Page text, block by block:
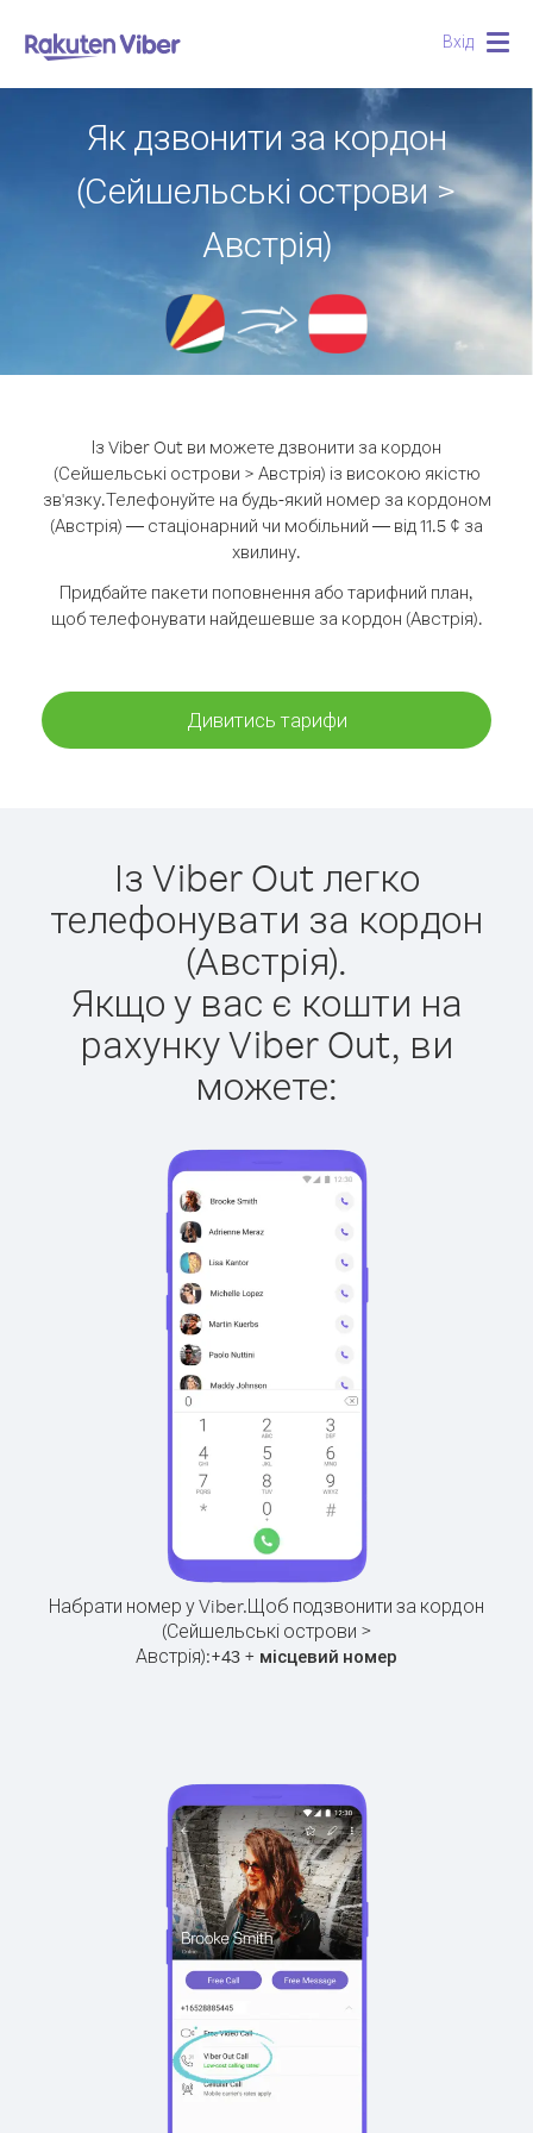
Вхід
Як дзвонити за кордон
(Сейшельські острови >
Австрія)
Із Viber Out ви можете дзвонити за кордон
(Сейшельські острови > Австрія) із високою якістю
зв'язку.Телефонуйте на будь-який номер за кордоном
(Австрія) — стаціонарний чи мобільний — від 11.5 ¢ за
хвилину.
Придбайте пакети поповнення або тарифний план,
щоб телефонувати найдешевше за кордон (Австрія).
Дивитись тарифи
Із Viber Out легко
телефонувати за кордон
(Австрія).
Якщо у вас є кошти на
рахунку Viber Out, ви
можете:
Набрати номер у Viber.Щоб подзвонити за кордон
(Сейшельські острови >
Австрія):+43 + місцевий номер